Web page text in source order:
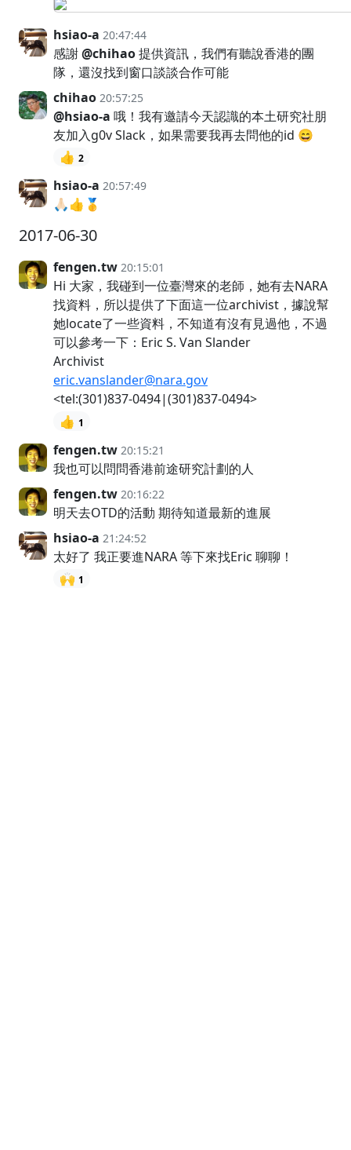
hsiao-a 20:47:44
感謝@chihao提供資訊，我們有聽說香港的團
隊，還沒找到窗口談談合作可能
chihao 20:57:25
@hsiao-a 哦！我有邀請今天認識的本土研究社朋
友加入g0v Slack，如果需要我再去問他的id 😄
👍 2
hsiao-a 20:57:49
🙏🏻👍🥇
2017-06-30
fengen.tw 20:15:01
Hi 大家，我碰到一位臺灣來的老師，她有去NARA
找資料，所以提供了下面這一位archivist，據說幫
她locate了一些資料，不知道有沒有見過他，不過
可以參考一下：Eric S. Van Slander
Archivist
eric.vanslander@nara.gov
<tel:(301)837-0494|(301)837-0494>
👍 1
fengen.tw 20:15:21
我也可以問問香港前途研究計劃的人
fengen.tw 20:16:22
明天去OTD的活動 期待知道最新的進展
hsiao-a 21:24:52
太好了 我正要進NARA 等下來找Eric 聊聊！
🙌 1